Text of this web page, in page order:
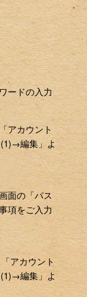
ードの入力
アカウント
(1)→編集」よ
面の「パス
項をご入力
アカウント
編集」よ